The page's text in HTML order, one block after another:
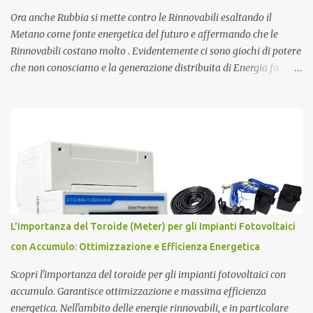
atomico...
Ora anche Rubbia si mette contro le Rinnovabili esaltando il
Metano come fonte energetica del futuro e affermando che le
Rinnovabili costano molto . Evidentemente ci sono giochi di potere
che non conosciamo e la generazione distribuita di Energia fa
Senatore della Repubblica con nomina presidenziale ( Senatore a
di ricerca sull'energia, l'ambiente e la tecnologia), un organismo
spagnolo simile all'italiano ENEA, come consigliere speciale per la
ricerca in campo energetico, dove sostiene fortemente lo sviluppo
del " solare termodinamico ", che aveva avviato nel 2001 all'ENEA
con il Progetto Archimede. Nel 2007 viene nominato membro Gr...
L'Importanza del Toroide (Meter) per gli Impianti Fotovoltaici
con Accumulo: Ottimizzazione e Efficienza Energetica
Scopri l'importanza del toroide per gli impianti fotovoltaici con
accumulo. Garantisce ottimizzazione e massima efficienza
energetica. Nell'ambito delle energie rinnovabili, e in particolare